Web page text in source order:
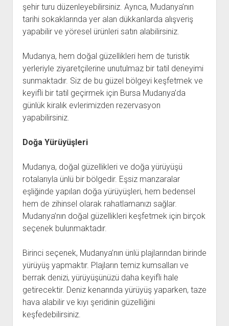
şehir turu düzenleyebilirsiniz. Ayrıca, Mudanya’nın
tarihi sokaklarında yer alan dükkanlarda alışveriş
yapabilir ve yöresel ürünleri satın alabilirsiniz.
Mudanya, hem doğal güzellikleri hem de turistik
yerleriyle ziyaretçilerine unutulmaz bir tatil deneyimi
sunmaktadır. Siz de bu güzel bölgeyi keşfetmek ve
keyifli bir tatil geçirmek için Bursa Mudanya’da
günlük kiralık evlerimizden rezervasyon
yapabilirsiniz.
Doğa Yürüyüşleri
Mudanya, doğal güzellikleri ve doğa yürüyüşü
rotalarıyla ünlü bir bölgedir. Eşsiz manzaralar
eşliğinde yapılan doğa yürüyüşleri, hem bedensel
hem de zihinsel olarak rahatlamanızı sağlar.
Mudanya’nın doğal güzellikleri keşfetmek için birçok
seçenek bulunmaktadır.
Birinci seçenek, Mudanya’nın ünlü plajlarından birinde
yürüyüş yapmaktır. Plajların temiz kumsalları ve
berrak denizi, yürüyüşünüzü daha keyifli hale
getirecektir. Deniz kenarında yürüyüş yaparken, taze
hava alabilir ve kıyı şeridinin güzelliğini
keşfedebilirsiniz.